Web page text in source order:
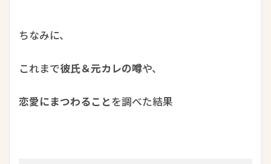
ちなみに、
これまで彼氏＆元カレの噂や、
恋愛にまつわることを調べた結果